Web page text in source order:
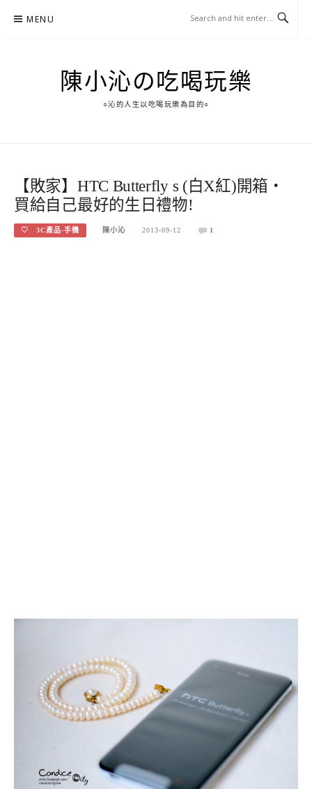
MENU
陳小沁の吃喝玩樂
○沁的人生以吃喝玩樂為目的○
【敗家】HTC Butterfly s (白X紅)開箱‧
買給自己最好的生日禮物!
♡ 3C產品-手機 陳小沁 2013-09-12 1